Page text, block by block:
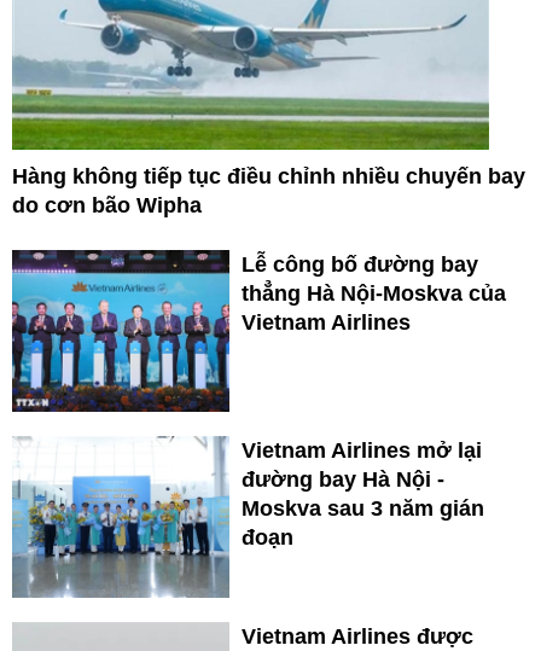
Hàng không tiếp tục điều chỉnh nhiều chuyến bay
do cơn bão Wipha
Lễ công bố đường bay
thẳng Hà Nội-Moskva của
Vietnam Airlines
Vietnam Airlines mở lại
đường bay Hà Nội -
Moskva sau 3 năm gián
đoạn
Vietnam Airlines được